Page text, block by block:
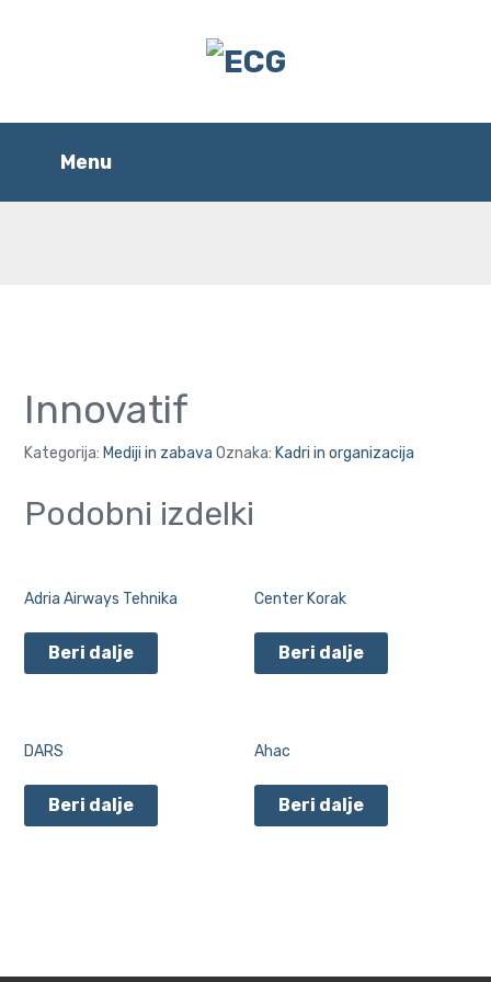
Innovatif
Kategorija: Mediji in zabava Oznaka: Kadri in organizacija
Podobni izdelki
Adria Airways Tehnika
Beri dalje
Center Korak
Beri dalje
DARS
Beri dalje
Ahac
Beri dalje